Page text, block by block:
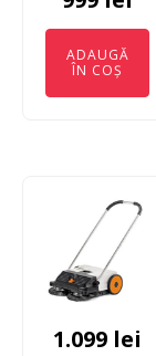
ADAUGĂ
ÎN COȘ
1.099 lei